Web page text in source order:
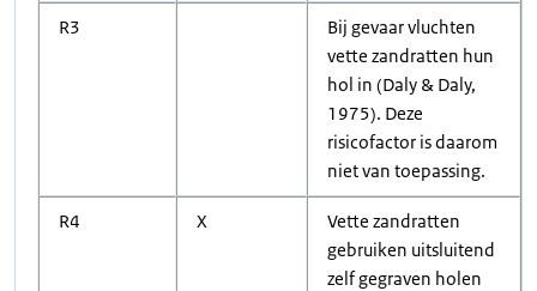
R3
Bij gevaar vluchten
vette zandratten hun
hol in (Daly & Daly,
1975). Deze
risicofactor is daarom
niet van toepassing.
R4 X
Vette zandratten
gebruiken uitsluitend
zelf gegraven holen